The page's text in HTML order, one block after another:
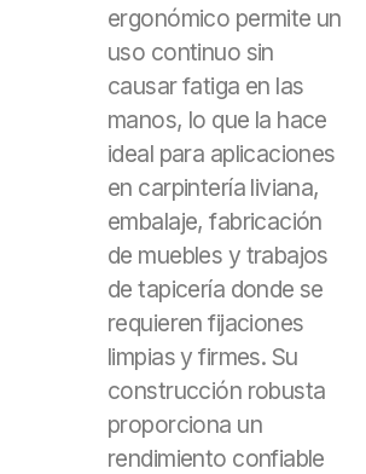
ergonómico permite un
uso continuo sin
causar fatiga en las
manos, lo que la hace
ideal para aplicaciones
en carpintería liviana,
embalaje, fabricación
de muebles y trabajos
de tapicería donde se
requieren fijaciones
limpias y firmes. Su
construcción robusta
proporciona un
rendimiento confiable